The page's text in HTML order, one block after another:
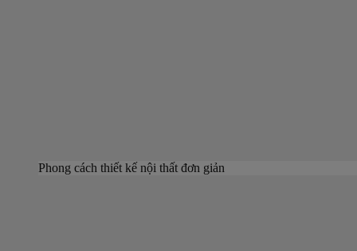
Phong cách thiết kế nội thất đơn giản